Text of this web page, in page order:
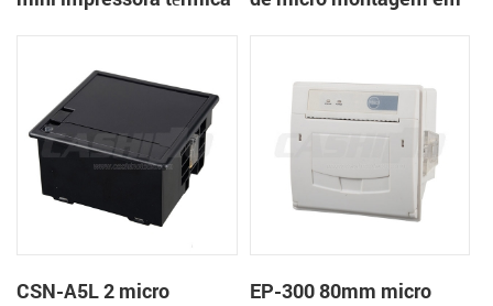
CSN-A5L 2 micro
EP-300 80mm micro